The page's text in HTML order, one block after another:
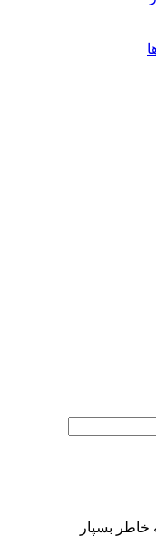
خاطر بسپار